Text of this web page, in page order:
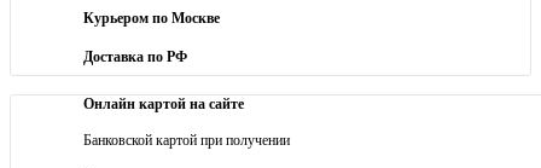
Курьером по Москве
Доставка по РФ
Онлайн картой на сайте
Банковской картой при получении